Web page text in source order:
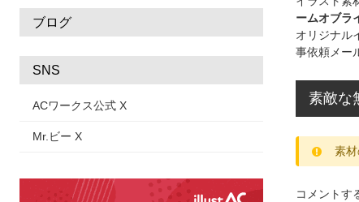
ブログ
SNS
ACワークス公式 X
Mr.ビー X
ームオブラ
オリジナル
事依頼メー
素敵な
素
コメントす